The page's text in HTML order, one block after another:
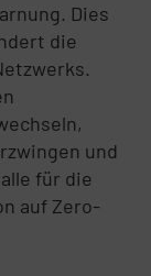
Dies
die
und
für die
auf Zero-